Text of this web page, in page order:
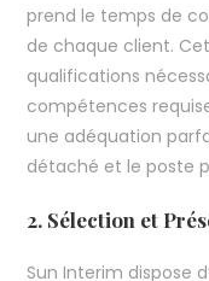
prend le temps de
de chaque client.
qualifications
compétences
une adéquation
détaché et le poste
2. Sélection et
Sun Interim dispose